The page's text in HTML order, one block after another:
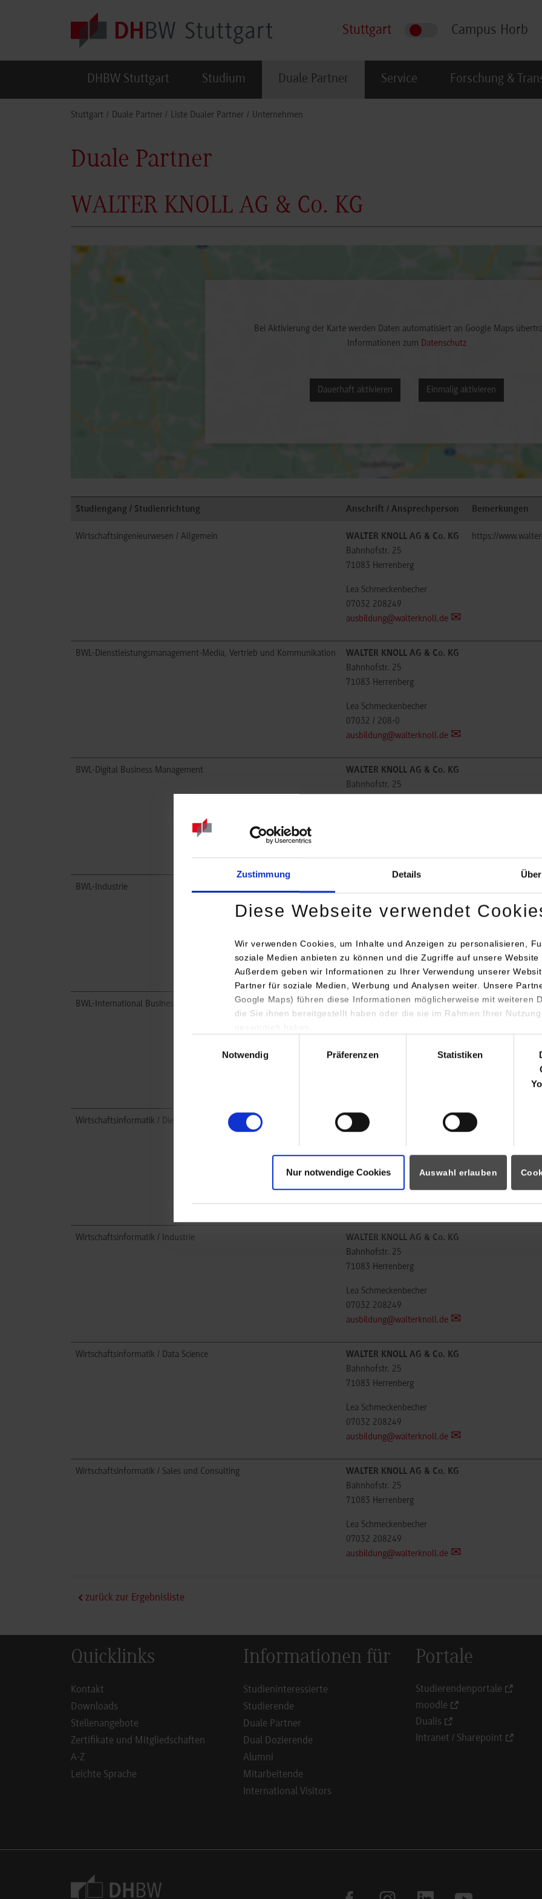
Zustimmung Details
Diese Webseite verwendet
Wir verwenden Cookies, um Inhalte und Anzeigen zu personalisieren,
soziale Medien anbieten zu können und die Zugriffe auf unsere Website
Außerdem geben wir Informationen zu Ihrer Verwendung unserer
Partner für soziale Medien, Werbung und Analysen weiter. Unsere
Google Maps) führen diese Informationen möglicherweise mit weiteren
die Sie ihnen bereitgestellt haben oder die sie im Rahmen Ihrer
Notwendig
Präferenzen Statistiken
Nur notwendige Cookies Auswahl erlauben
Stuttgart Campus Horb
DHBW Stuttgart Studium Duale Partner Service Forschung &
Stuttgart Duale Partner Liste Dualer Partner Unternehmen
Duale Partner
WALTER KNOLL AG & Co. KG
Bei Aktivierung der Karte werden Daten automatisiert an Google Maps
Informationen zum Datenschutz
Dauerhaft aktivieren Einmalig aktivieren
Studiengang / Studienrichtung Anschrift / Ansprechperson Bemerkungen
Wirtschaftsingenieurwesen / Allgemein
WALTER KNOLL AG & Co. KG
Bahnhofstr. 25
71083 Herrenberg
Lea Schmeckenbecher
07032 208249
ausbildung@walterknoll.de
https://
BWL-Dienstleistungsmanagement-Media, Vertrieb und Kommunikation
WALTER KNOLL AG & Co. KG
Bahnhofstr. 25
71083 Herrenberg
Lea Schmeckenbecher
07032 / 208-0
ausbildung@walterknoll.de
BWL-Digital Business Management
WALTER KNOLL AG & Co. KG
Bahnhofstr. 25
BWL-Industrie
71083
Herrenberg
Lea Schmeckenbecher
07032 208249
ausbildung@walterknoll.de
BWL-International Business
WALTER KNOLL AG & Co. KG
Bahnhofstr. 25
71083 Herrenberg
Lea Schmeckenbecher
Wirtschaftsinformatik / Dienstleistungsmanagement
WALTER KNOLL AG & Co. KG
Bahnhofstr. 25
Lenja Schmidt
07032 / 208-0
ausbildung@walterknoll.de
Wirtschaftsinformatik / Industrie
WALTER KNOLL AG & Co. KG
Bahnhofstr. 25
71083 Herrenberg
Lea Schmeckenbecher
07032 208249
ausbildung@walterknoll.de
Wirtschaftsinformatik / Data Science
WALTER KNOLL AG & Co. KG
Bahnhofstr. 25
71083 Herrenberg
Lea Schmeckenbecher
07032 208249
ausbildung@walterknoll.de
Wirtschaftsinformatik / Sales und Consulting
WALTER KNOLL AG & Co. KG
Bahnhofstr. 25
71083 Herrenberg
Lea Schmeckenbecher
07032 208249
ausbildung@walterknoll.de
zurück zur Ergebnisliste
Quicklinks
Kontakt
Downloads
Stellenangebote
Zertifikate und Mitgliedschaften
A-Z
Leichte Sprache
Informationen für
Studieninteressierte
Studierende
Duale Partner
Dual Dozierende
Alumni
Mitarbeitende
International Visitors
Portale
Studierendenportale
moodle
Dualis
Intranet / Sharepoint